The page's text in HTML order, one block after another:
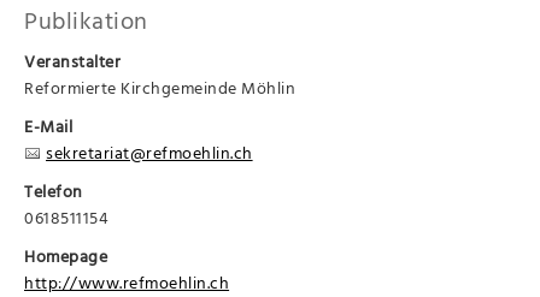
Publikation
Veranstalter
Reformierte Kirchgemeinde Möhlin
E-Mail
sekretariat@refmoehlin.ch
Telefon
0618511154
Homepage
http://www.refmoehlin.ch